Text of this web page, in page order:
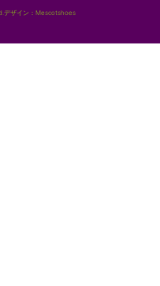
ザイン：Mescotshoes